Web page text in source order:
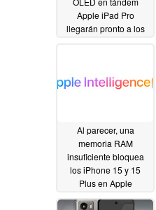
Apple iPad Pro
llegarán pronto a los
Al parecer, una
memoria RAM
insuficiente bloquea
los iPhone 15 y 15
Plus en Apple
Inteligencia06/24/2024